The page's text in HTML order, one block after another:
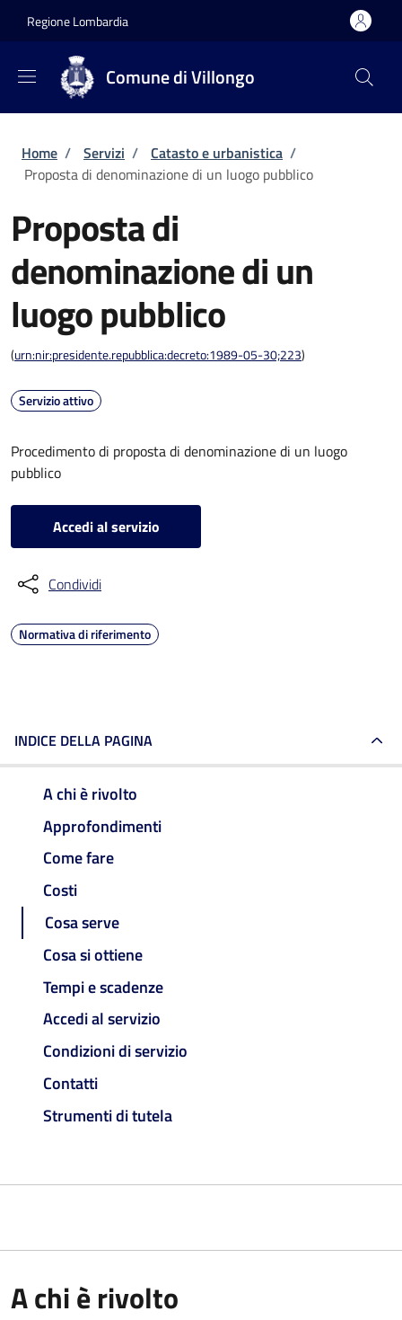
Regione Lombardia
Comune di Villongo
Briciole di pane
Home / Servizi / Catasto e urbanistica /
Proposta di denominazione di un luogo pubblico
Proposta di
denominazione di un
luogo pubblico
(urn:nir:presidente.repubblica:decreto:1989-05-30;223)
Servizio attivo
Procedimento di proposta di denominazione di un luogo
pubblico
Accedi al servizio
Condividi
Normativa di riferimento
INDICE DELLA PAGINA
A chi è rivolto
Approfondimenti
Come fare
Costi
Cosa serve
Cosa si ottiene
Tempi e scadenze
Accedi al servizio
Condizioni di servizio
Contatti
Strumenti di tutela
A chi è rivolto